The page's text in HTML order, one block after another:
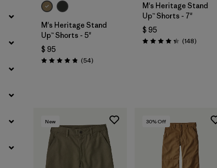
M's Heritage Stand
Up™ Shorts - 5"
$ 95
Valoración: 4.8 / 5
(54Comentarios
)
M's Heritage Stand
Up™ Shorts - 7"
$ 95
Valoración: 4.4 / 5
(148)
New 30% Off